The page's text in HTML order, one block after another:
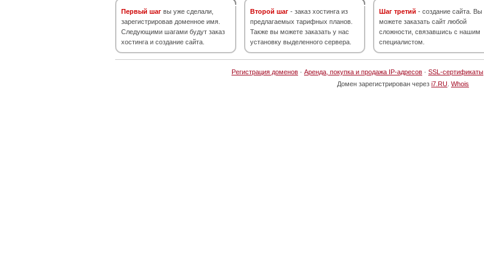
Первый шаг вы уже сделали,
зарегистрировав доменное имя.
Следующими шагами будут заказ
хостинга и создание сайта.
Второй шаг - заказ хостинга из
предлагаемых тарифных планов.
Также вы можете заказать у нас
установку выделенного сервера.
Шаг третий - создание сайта. Вы
можете заказать сайт любой
сложности, связавшись с нашим
специалистом.
Регистрация доменов · Аренда, покупка и продажа IP-адресов · SSL-сертификаты
Домен зарегистрирован через i7.RU Whois